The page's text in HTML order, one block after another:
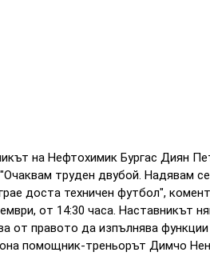
на Нефтохимик Бургас Диян
"Очаквам труден двубой. Надявам
доста техничен футбол",
от 14:30 часа. Наставникът
от правото да изпълнява
помощник-треньорът Димчо